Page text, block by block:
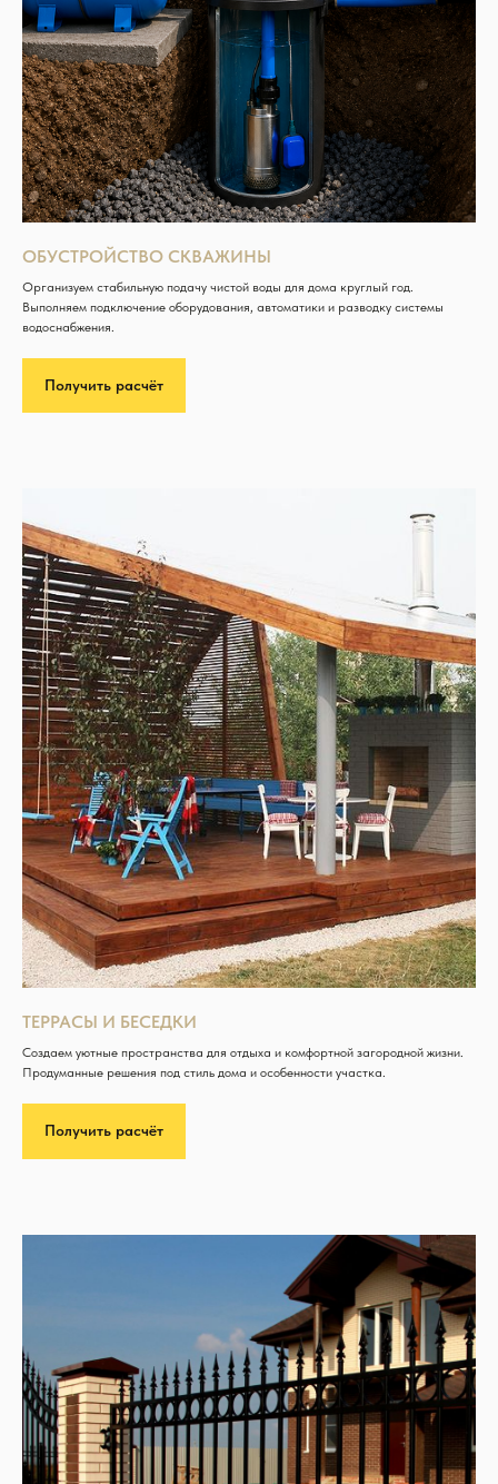
ОБУСТРОЙСТВО СКВАЖИНЫ
Организуем стабильную подачу чистой воды для дома круглый год.
Выполняем подключение оборудования, автоматики и разводку системы
водоснабжения.
Получить расчёт
ТЕРРАСЫ И БЕСЕДКИ
Создаем уютные пространства для отдыха и комфортной загородной жизни.
Продуманные решения под стиль дома и особенности участка.
Получить расчёт